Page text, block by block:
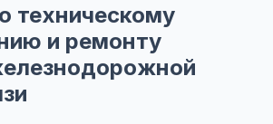
техническому
и ремонту